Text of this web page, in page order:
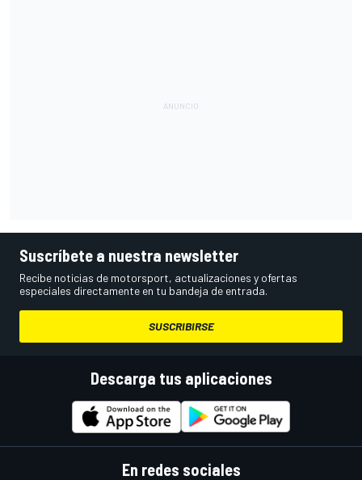
Suscríbete a nuestra newsletter
Recibe noticias de motorsport, actualizaciones y ofertas
especiales directamente en tu bandeja de entrada.
SUSCRIBIRSE
Descarga tus aplicaciones
En redes sociales